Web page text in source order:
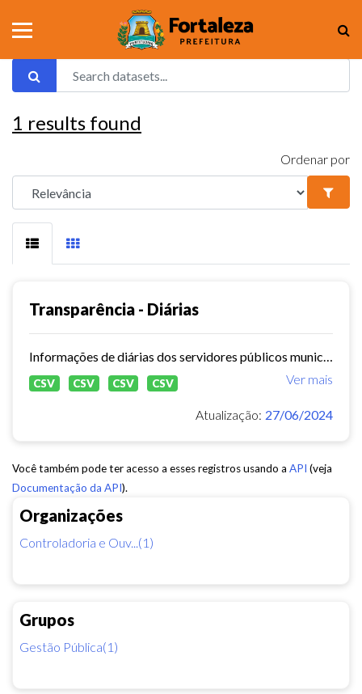
Organizações
Controladoria e Ouv...(1)
Grupos
Gestão Pública(1)
1 results found
Ordenar por
Transparência - Diárias
Ver mais
CSV CSV CSV CSV
Atualização: 27/06/2024
Você também pode ter acesso a esses registros usando a API (veja
Documentação da API).